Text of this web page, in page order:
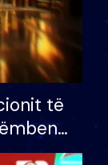
të
eurosh